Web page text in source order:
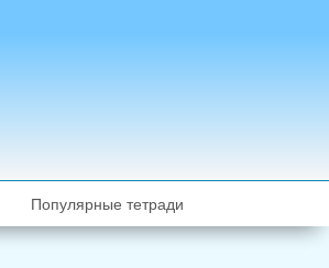
Популярные тетради